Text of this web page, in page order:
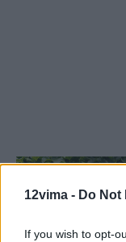
12vima - Do
If you wish to opt-